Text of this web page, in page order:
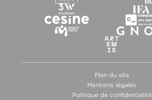
Plan du site
Mentions légales
Politique de confidentialité